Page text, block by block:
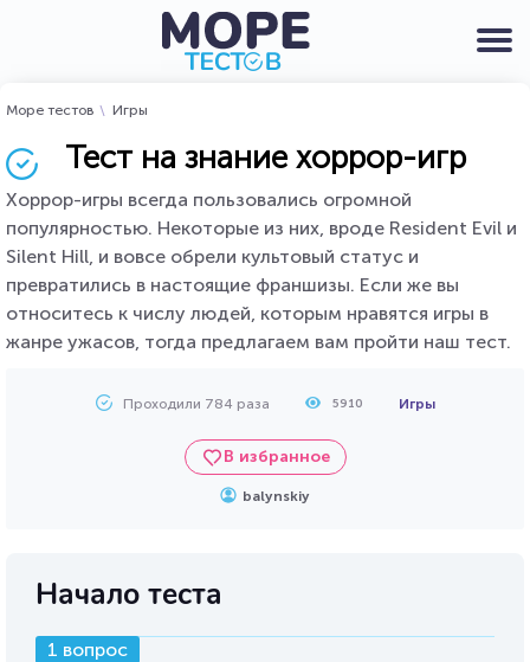
Море тестов Игры
Тест на знание хоррор-игр
Хоррор-игры всегда пользовались огромной
популярностью. Некоторые из них, вроде Resident Evil и
Silent Hill, и вовсе обрели культовый статус и
превратились в настоящие франшизы. Если же вы
относитесь к числу людей, которым нравятся игры в
жанре ужасов, тогда предлагаем вам пройти наш тест.
Проходили 784 раза 5910 Игры
В избранное
balynskiy
Начало теста
1 вопрос